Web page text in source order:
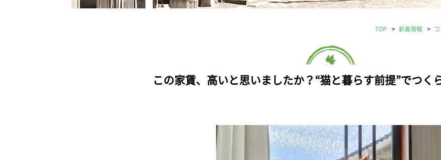
TOP 新着情報
この家賃、高いと思いましたか？“猫と暮らす前提”でつく